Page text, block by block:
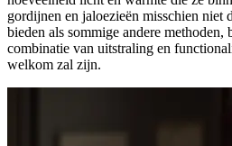
gordijnen en jaloezieën misschien niet
bieden als sommige andere methoden,
combinatie van uitstraling en
welkom zal zijn.